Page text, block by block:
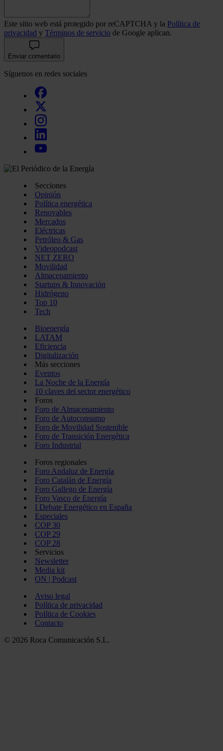
Este sitio web está protegido por reCAPTCHA y la Política de
privacidad y Términos de servicio de Google aplican.
Enviar comentario
Síguenos en redes sociales
Secciones
Opinión
Política energética
Renovables
Mercados
Eléctricas
Petróleo & Gas
Videopodcast
NET ZERO
Movilidad
Almacenamiento
Startups & Innovación
Hidrógeno
Top 10
Tech
Bioenergía
LATAM
Eficiencia
Digitalización
Más secciones
Eventos
La Noche de la Energía
10 claves del sector energético
Foros
Foro de Almacenamiento
Foro de Autoconsumo
Foro de Movilidad Sostenible
Foro de Transición Energética
Foro Industrial
Foros regionales
Foro Andaluz de Energía
Foro Catalán de Energía
Foro Gallego de Energía
Foro Vasco de Energía
I Debate Energético en España
Especiales
COP 30
COP 29
COP 28
Servicios
Newsletter
Media kit
ON | Podcast
Aviso legal
Política de privacidad
Política de Cookies
Contacto
© 2026 Roca Comunicación S.L.